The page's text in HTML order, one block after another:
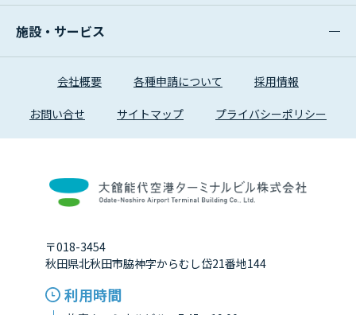
施設・サービス
会社概要 各種申請について 採用情報
お問い合せ サイトマップ プライバシーポリシー
〒018-3454
秋田県北秋田市脇神字からむし岱21番地144
利用時間